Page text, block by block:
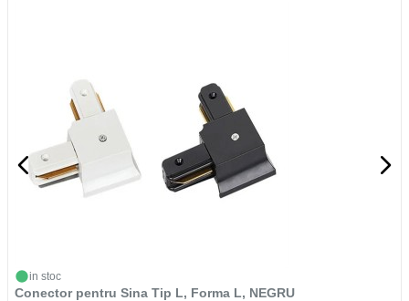
in stoc
Conector pentru Sina Tip L, Forma L, NEGRU